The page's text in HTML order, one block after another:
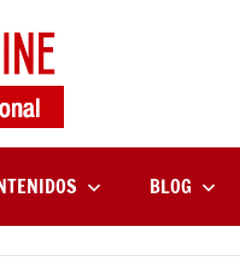
música
internacional
BLOG